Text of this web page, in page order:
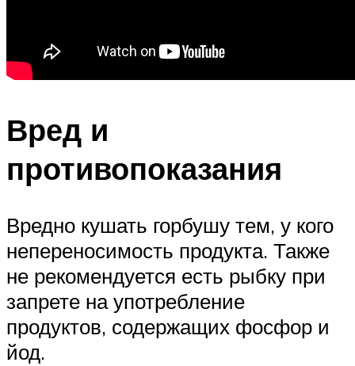
Вред и
противопоказания
Вредно кушать горбушу тем, у кого
непереносимость продукта. Также
не рекомендуется есть рыбку при
запрете на употребление
продуктов, содержащих фосфор и
йод.